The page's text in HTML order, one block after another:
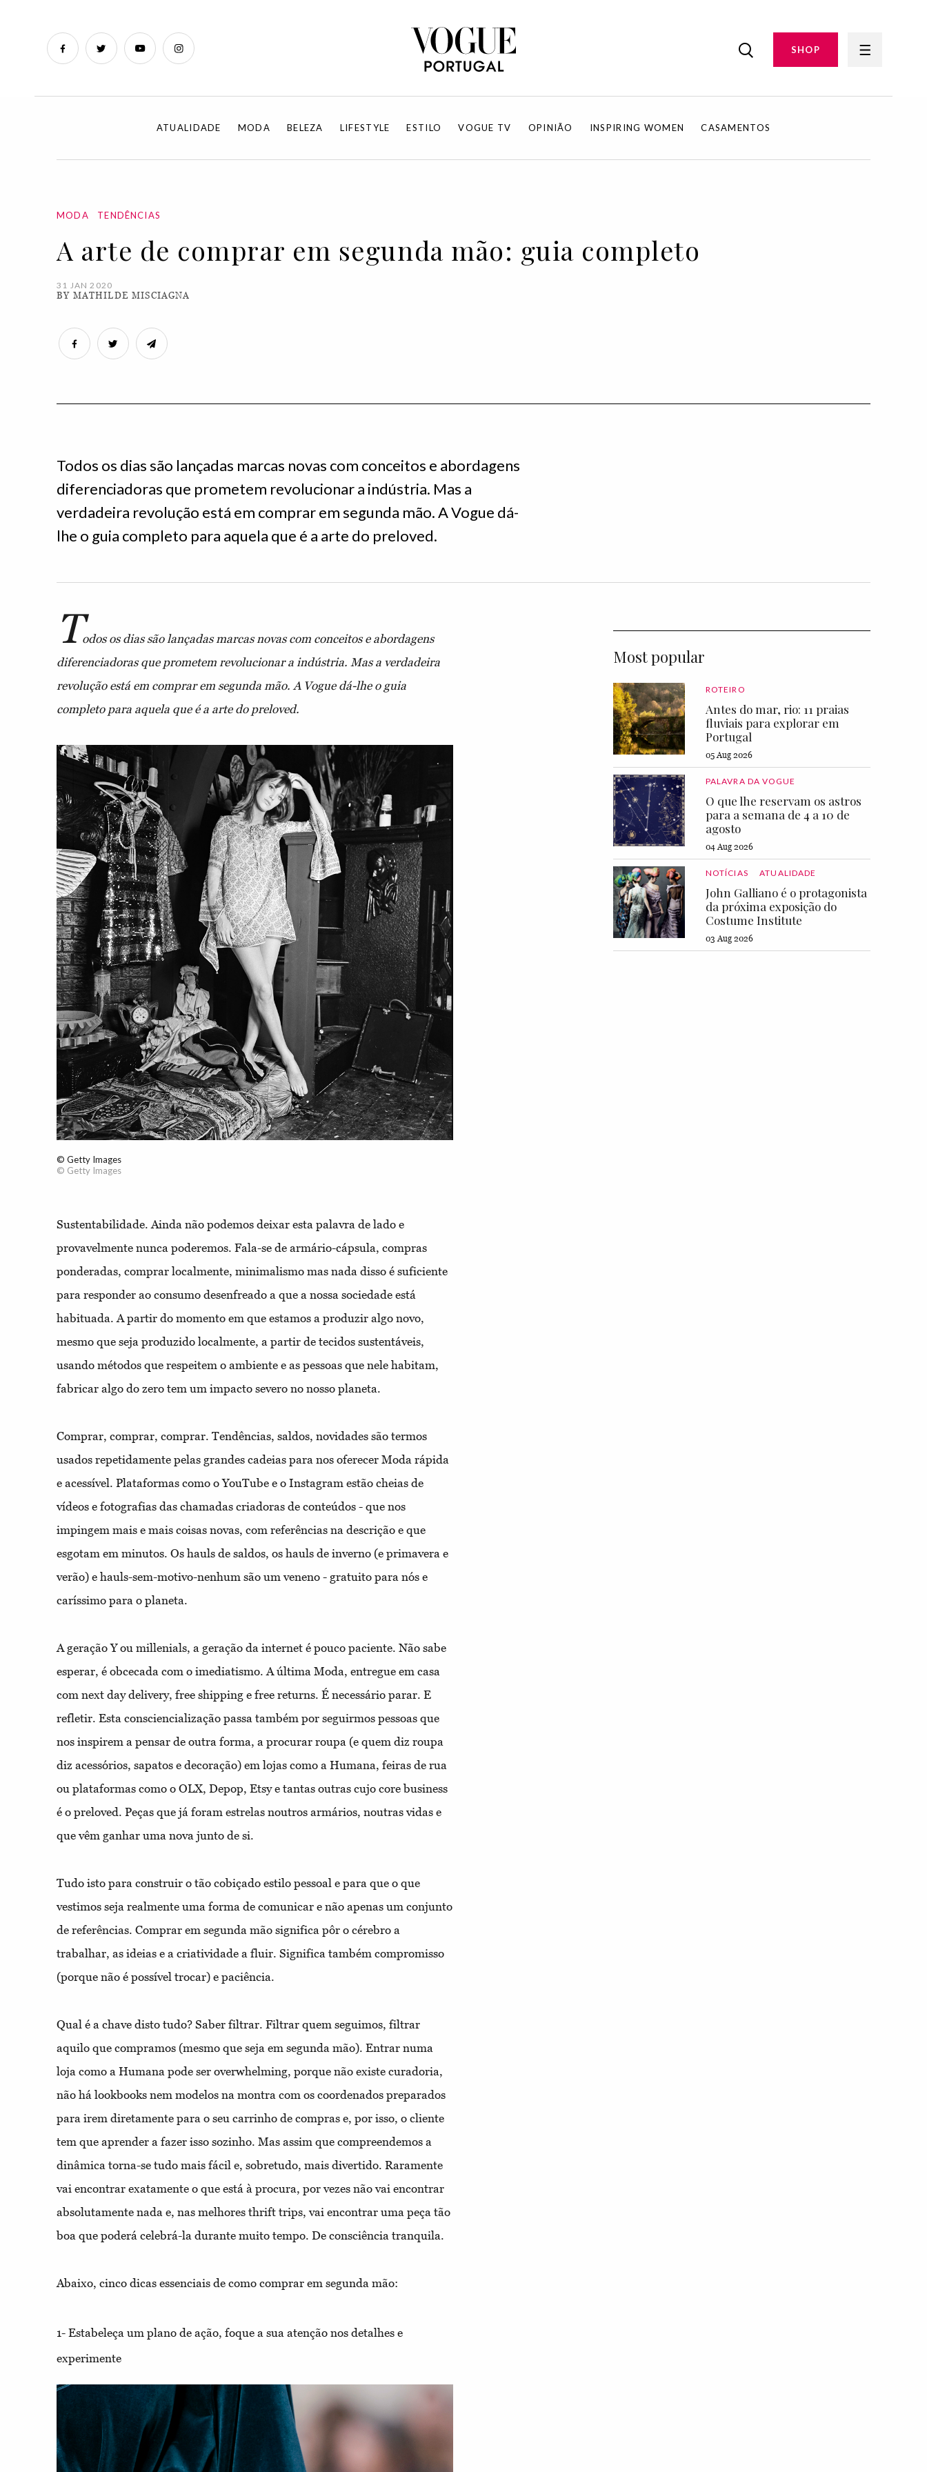
SHOP
ATUALIDADE MODA BELEZA LIFESTYLE ESTILO VOGUE TV OPINIÃO INSPIRING WOMEN CASAMENTOS
MODA TENDÊNCIAS
A arte de comprar em segunda mão: guia completo
31 JAN 2020
BY MATHILDE MISCIAGNA
Todos os dias são lançadas marcas novas com conceitos e abordagens
diferenciadoras que prometem revolucionar a indústria. Mas a
verdadeira revolução está em comprar em segunda mão. A Vogue dá-
lhe o guia completo para aquela que é a arte do preloved.
Todos os dias são lançadas marcas novas com conceitos e abordagens
diferenciadoras que prometem revolucionar a indústria. Mas a verdadeira
revolução está em comprar em segunda mão. A Vogue dá-lhe o guia
completo para aquela que é a arte do preloved.
© Getty Images
© Getty Images
Sustentabilidade. Ainda não podemos deixar esta palavra de lado e
provavelmente nunca poderemos. Fala-se de armário-cápsula, compras
ponderadas, comprar localmente, minimalismo mas nada disso é suficiente
para responder ao consumo desenfreado a que a nossa sociedade está
habituada. A partir do momento em que estamos a produzir algo novo,
mesmo que seja produzido localmente, a partir de tecidos sustentáveis,
usando métodos que respeitem o ambiente e as pessoas que nele habitam,
fabricar algo do zero tem um impacto severo no nosso planeta.
Comprar, comprar, comprar. Tendências, saldos, novidades são termos
usados repetidamente pelas grandes cadeias para nos oferecer Moda rápida
e acessível. Plataformas como o YouTube e o Instagram estão cheias de
vídeos e fotografias das chamadas criadoras de conteúdos - que nos
impingem mais e mais coisas novas, com referências na descrição e que
esgotam em minutos. Os hauls de saldos, os hauls de inverno (e primavera e
verão) e hauls-sem-motivo-nenhum são um veneno - gratuito para nós e
caríssimo para o planeta.
A geração Y ou millenials, a geração da internet é pouco paciente. Não sabe
esperar, é obcecada com o imediatismo. A última Moda, entregue em casa
com next day delivery, free shipping e free returns. É necessário parar. E
refletir. Esta consciencialização passa também por seguirmos pessoas que
nos inspirem a pensar de outra forma, a procurar roupa (e quem diz roupa
diz acessórios, sapatos e decoração) em lojas como a Humana, feiras de rua
ou plataformas como o OLX, Depop, Etsy e tantas outras cujo core business
é o preloved. Peças que já foram estrelas noutros armários, noutras vidas e
que vêm ganhar uma nova junto de si.
Tudo isto para construir o tão cobiçado estilo pessoal e para que o que
vestimos seja realmente uma forma de comunicar e não apenas um conjunto
de referências. Comprar em segunda mão significa pôr o cérebro a
trabalhar, as ideias e a criatividade a fluir. Significa também compromisso
(porque não é possível trocar) e paciência.
Qual é a chave disto tudo? Saber filtrar. Filtrar quem seguimos, filtrar
aquilo que compramos (mesmo que seja em segunda mão). Entrar numa
loja como a Humana pode ser overwhelming, porque não existe curadoria,
não há lookbooks nem modelos na montra com os coordenados preparados
para irem diretamente para o seu carrinho de compras e, por isso, o cliente
tem que aprender a fazer isso sozinho. Mas assim que compreendemos a
dinâmica torna-se tudo mais fácil e, sobretudo, mais divertido. Raramente
vai encontrar exatamente o que está à procura, por vezes não vai encontrar
absolutamente nada e, nas melhores thrift trips, vai encontrar uma peça tão
boa que poderá celebrá-la durante muito tempo. De consciência tranquila.
Abaixo, cinco dicas essenciais de como comprar em segunda mão:
1- Estabeleça um plano de ação, foque a sua atenção nos detalhes e
experimente
Most popular
ROTEIRO
Antes do mar, rio: 11 praias
fluviais para explorar em
Portugal
05 Aug 2026
PALAVRA DA VOGUE
O que lhe reservam os astros
para a semana de 4 a 10 de
agosto
04 Aug 2026
NOTÍCIAS ATUALIDADE
John Galliano é o protagonista
da próxima exposição do
Costume Institute
03 Aug 2026